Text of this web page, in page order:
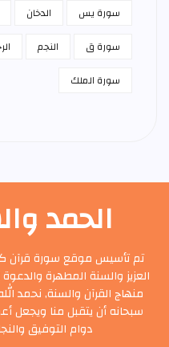
سورة يس
الدخان
سورة ق
النجم
سورة الملك
الحمد
تم تأسيس موقع سورة قرآن
العزيز والسنة المطهرة
منهاج القرآن والسنة, نحمد
سبحانه أن يتقبل منا ويجعل
دوام التوفيق